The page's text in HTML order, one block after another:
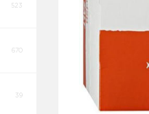
523
670
39